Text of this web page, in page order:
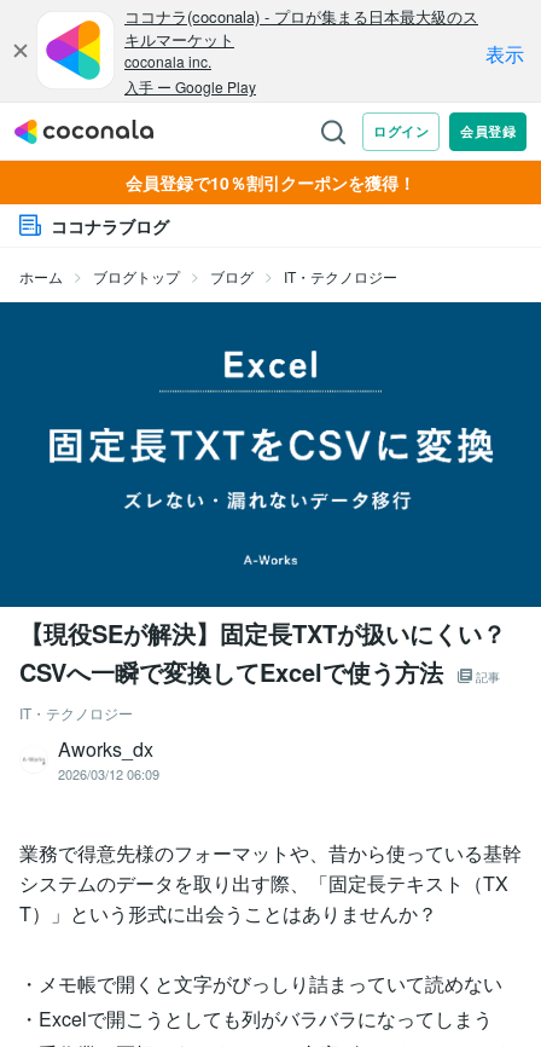
会員登録で10％割引クーポンを獲得！
ココナラブログ
ホーム ブログトップ ブログ IT・テクノロジー
【現役SEが解決】固定長TXTが扱いにくい？
CSVへ一瞬で変換してExcelで使う方法
記事
IT・テクノロジー
Aworks_dx
2026/03/12 06:09
業務で得意先様のフォーマットや、昔から使っている基幹
システムのデータを取り出す際、「固定長テキスト（TX
T）」という形式に出会うことはありませんか？
・メモ帳で開くと文字がびっしり詰まっていて読めない
・Excelで開こうとしても列がバラバラになってしまう